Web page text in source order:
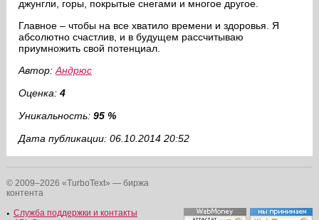
джунгли, горы, покрытые снегами и многое другое.
Главное – чтобы на все хватило времени и здоровья. Я
абсолютно счастлив, и в будущем рассчитываю
приумножить свой потенциал.
Автор: Андрюс
Оценка: 4
Уникальность: 95 %
Дата публикации: 06.10.2014 20:52
© 2009–2026 «TurboText» — биржа
контента
Служба поддержки и контакты